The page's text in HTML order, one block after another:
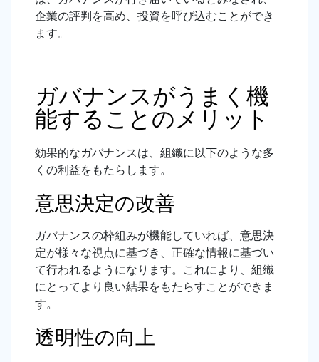
企業の評判を高め、投資を呼び込むことができ
ます。
ガバナンスがうまく機
能することのメリット
効果的なガバナンスは、組織に以下のような多
くの利益をもたらします。
意思決定の改善
ガバナンスの枠組みが機能していれば、意思決
定が様々な視点に基づき、正確な情報に基づい
て行われるようになります。これにより、組織
にとってより良い結果をもたらすことができま
す。
透明性の向上